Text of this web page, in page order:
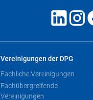
Vereinigungen der DPG
Fachliche Vereinigungen
Fachübergreifende
Vereinigungen